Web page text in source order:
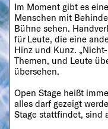
Im Moment gibt es
Menschen mit
Bühne sehen.
für Leute, die eine
Hinz und Kunz.
Themen, und Leute
übersehen.
Open Stage heißt
alles darf gezeigt
Stage stattfindet, sind